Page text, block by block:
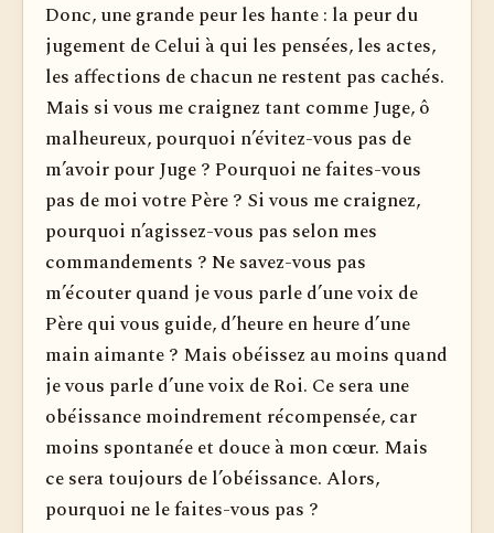
Donc, une grande peur les hante : la peur du
jugement de Celui à qui les pensées, les actes,
les affections de chacun ne restent pas cachés.
Mais si vous me craignez tant comme Juge, ô
malheureux, pourquoi n’évitez-vous pas de
m’avoir pour Juge ? Pourquoi ne faites-vous
pas de moi votre Père ? Si vous me craignez,
pourquoi n’agissez-vous pas selon mes
commandements ? Ne savez-vous pas
m’écouter quand je vous parle d’une voix de
Père qui vous guide, d’heure en heure d’une
main aimante ? Mais obéissez au moins quand
je vous parle d’une voix de Roi. Ce sera une
obéissance moindrement récompensée, car
moins spontanée et douce à mon cœur. Mais
ce sera toujours de l’obéissance. Alors,
pourquoi ne le faites-vous pas ?